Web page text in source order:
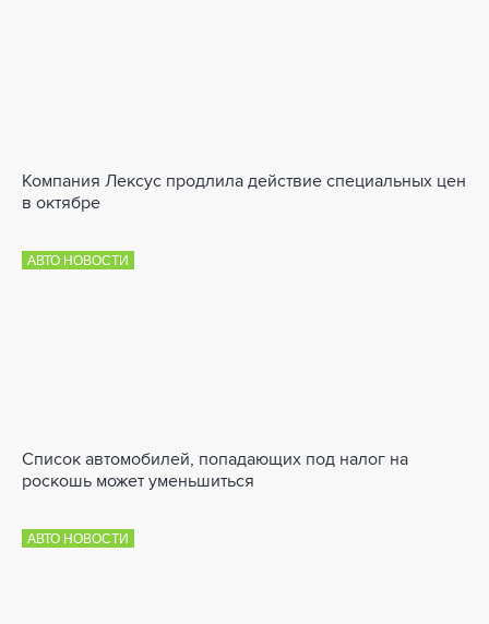
Компания Лексус продлила действие специальных цен
в октябре
АВТО НОВОСТИ
Список автомобилей, попадающих под налог на
роскошь может уменьшиться
АВТО НОВОСТИ